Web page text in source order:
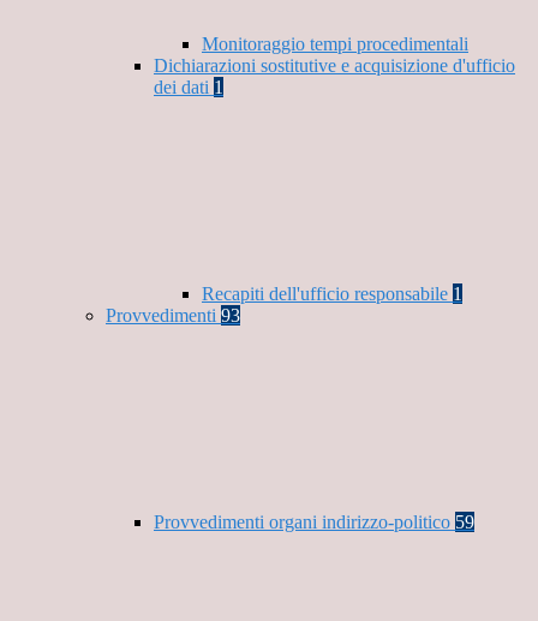
Monitoraggio tempi procedimentali
Dichiarazioni sostitutive e acquisizione d'ufficio
dei dati 1
Recapiti dell'ufficio responsabile 1
Provvedimenti 93
Provvedimenti organi indirizzo-politico 59